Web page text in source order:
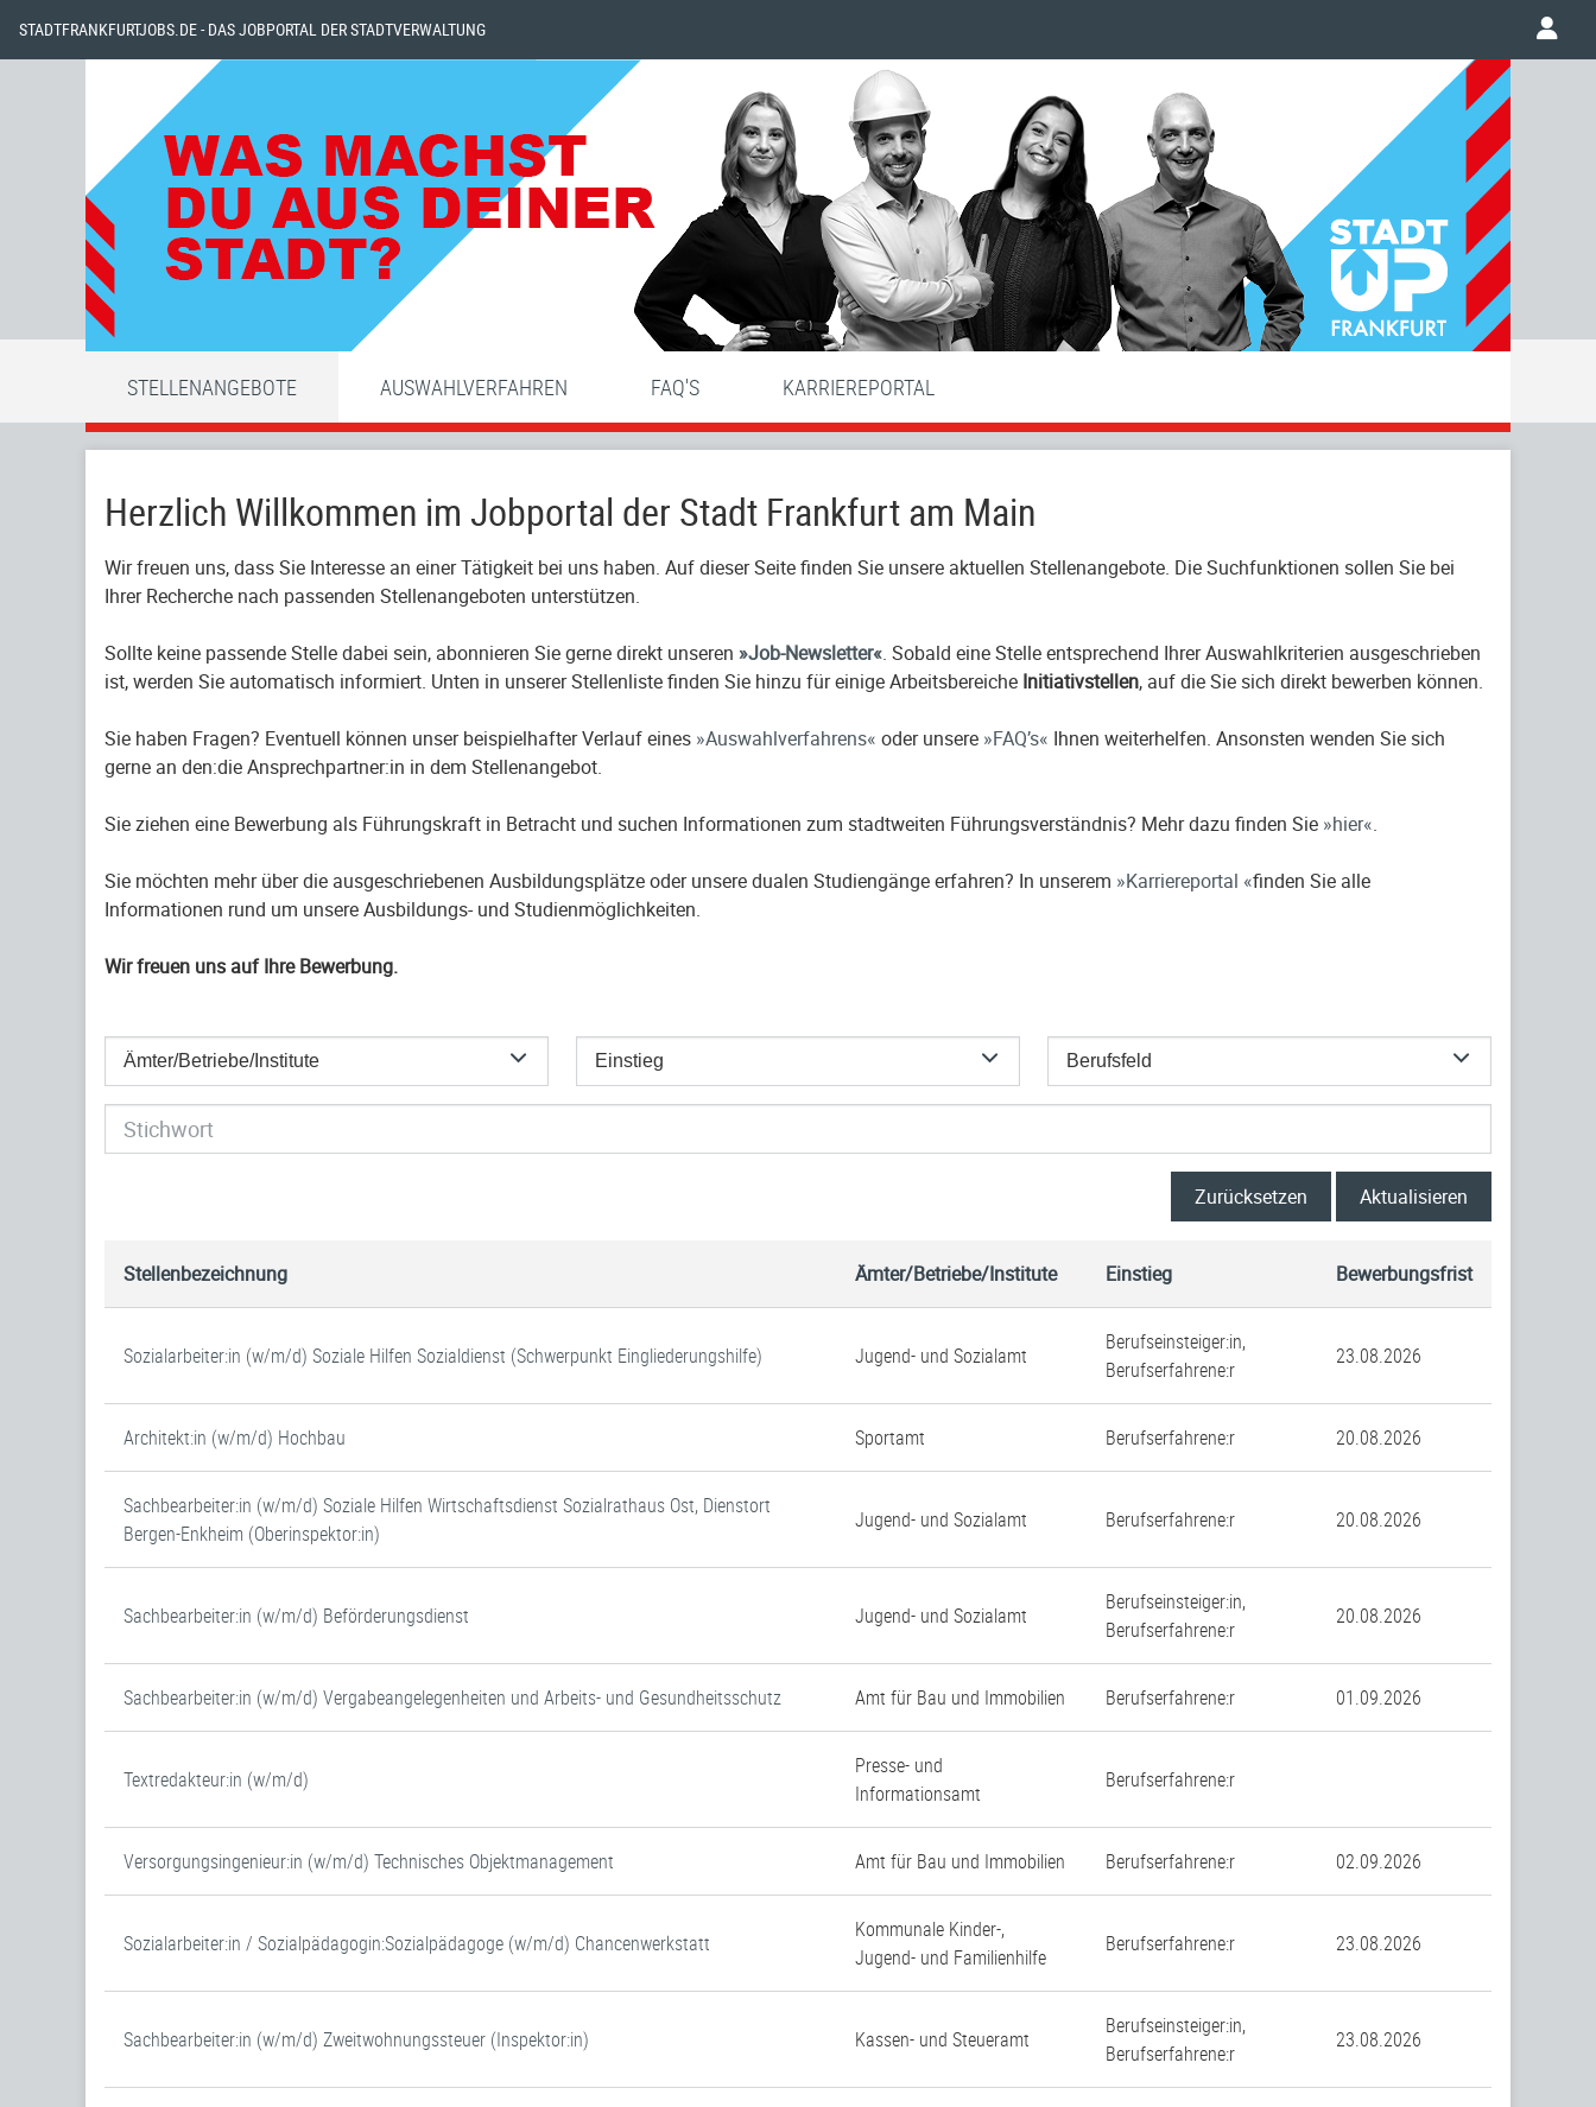
STADTFRANKFURTJOBS.DE - DAS JOBPORTAL DER STADTVERWALTUNG
STELLENANGEBOTE AUSWAHLVERFAHREN FAQ'S KARRIEREPORTAL
Herzlich Willkommen im Jobportal der Stadt Frankfurt am Main
Wir freuen uns, dass Sie Interesse an einer Tätigkeit bei uns haben. Auf dieser Seite finden Sie unsere aktuellen Stellenangebote. Die Suchfunktionen sollen Sie bei
Ihrer Recherche nach passenden Stellenangeboten unterstützen.
Sollte keine passende Stelle dabei sein, abonnieren Sie gerne direkt unseren Job-Newsletter . Sobald eine Stelle entsprechend Ihrer Auswahlkriterien ausgeschrieben
ist, werden Sie automatisch informiert. Unten in unserer Stellenliste finden Sie hinzu für einige Arbeitsbereiche Initiativstellen, auf die Sie sich direkt bewerben können.
Sie haben Fragen? Eventuell können unser beispielhafter Verlauf eines Auswahlverfahrens oder unsere FAQ’s Ihnen weiterhelfen. Ansonsten wenden Sie sich
gerne an den:die Ansprechpartner:in in dem Stellenangebot.
Sie ziehen eine Bewerbung als Führungskraft in Betracht und suchen Informationen zum stadtweiten Führungsverständnis? Mehr dazu finden Sie hier .
Sie möchten mehr über die ausgeschriebenen Ausbildungsplätze oder unsere dualen Studiengänge erfahren? In unserem Karriereportal finden Sie alle
Informationen rund um unsere Ausbildungs- und Studienmöglichkeiten.
Wir freuen uns auf Ihre Bewerbung.
Ämter/Betriebe/Institute Einstieg Berufsfeld
Zurücksetzen Aktualisieren
Stellenbezeichnung Ämter/Betriebe/Institute Einstieg Bewerbungsfrist
Sozialarbeiter:in (w/m/d) Soziale Hilfen Sozialdienst (Schwerpunkt Eingliederungshilfe) Jugend- und Sozialamt
Berufseinsteiger:in,
Berufserfahrene:r
23.08.2026
Architekt:in (w/m/d) Hochbau Sportamt Berufserfahrene:r 20.08.2026
Sachbearbeiter:in (w/m/d) Soziale Hilfen Wirtschaftsdienst Sozialrathaus Ost, Dienstort
Bergen-Enkheim (Oberinspektor:in)
Jugend- und Sozialamt Berufserfahrene:r 20.08.2026
Sachbearbeiter:in (w/m/d) Beförderungsdienst Jugend- und Sozialamt
Berufseinsteiger:in,
Berufserfahrene:r
20.08.2026
Sachbearbeiter:in (w/m/d) Vergabeangelegenheiten und Arbeits- und Gesundheitsschutz Amt für Bau und Immobilien Berufserfahrene:r 01.09.2026
Textredakteur:in (w/m/d)
Presse- und
Informationsamt
Berufserfahrene:r
Versorgungsingenieur:in (w/m/d) Technisches Objektmanagement Amt für Bau und Immobilien Berufserfahrene:r 02.09.2026
Sozialarbeiter:in / Sozialpädagogin:Sozialpädagoge (w/m/d) Chancenwerkstatt
Kommunale Kinder-,
Jugend- und Familienhilfe
Berufserfahrene:r 23.08.2026
Sachbearbeiter:in (w/m/d) Zweitwohnungssteuer (Inspektor:in) Kassen- und Steueramt
Berufseinsteiger:in,
Berufserfahrene:r
23.08.2026